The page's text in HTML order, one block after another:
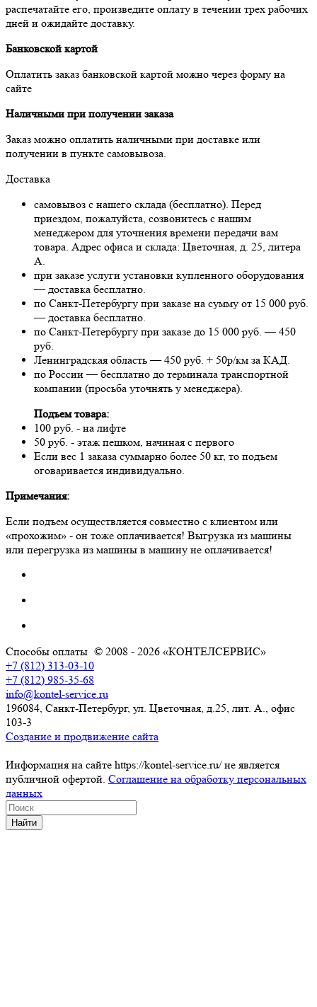
распечатайте его, произведите оплату в течении трех рабочих
дней и ожидайте доставку.
Банковской картой
Оплатить заказ банковской картой можно через форму на
сайте
Наличными при получении заказа
Заказ можно оплатить наличными при доставке или
получении в пункте самовывоза.
Доставка
самовывоз с нашего склада (бесплатно). Перед
приездом, пожалуйста, созвонитесь с нашим
менеджером для уточнения времени передачи вам
товара. Адрес офиса и склада: Цветочная, д. 25, литера
А.
при заказе услуги установки купленного оборудования
— доставка бесплатно.
по Санкт-Петербургу при заказе на сумму от 15 000 руб.
— доставка бесплатно.
по Санкт-Петербургу при заказе до 15 000 руб. — 450
руб.
Ленинградская область — 450 руб. + 50р/км за КАД.
по России — бесплатно до терминала транспортной
компании (просьба уточнять у менеджера).
Подъем товара:
100 руб. - на лифте
50 руб. - этаж пешком, начиная с первого
Если вес 1 заказа суммарно более 50 кг, то подъем
оговаривается индивидуально.
Примечания:
Если подъем осуществляется совместно с клиентом или
«прохожим» - он тоже оплачивается! Выгрузка из машины
или перегрузка из машины в машину не оплачивается!
Способы оплаты © 2008 - 2026 «КОНТЕЛСЕРВИС»
+7 (812) 313-03-10
+7 (812) 985-35-68
info@kontel-service.ru
196084, Санкт-Петербург, ул. Цветочная, д.25, лит. А., офис
103-3
Создание и продвижение сайта
Информация на сайте https://kontel-service.ru/ не является
публичной офертой. Соглашение на обработку персональных
данных
Найти